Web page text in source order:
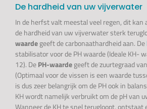
De hardheid van uw vijverwater
In de herfst valt meestal veel regen, dit kan
de hardheid van uw vijverwater sterk
waardegeeft de carbonaathardheid aan. De
stabilisator voor de PH waarde (Ideale KH-
12). DePH-waardegeeft de zuurtegraad
(Optimaal voor de vissen is een waarde
is dus zeer belangrijk om de PH ook in
KH wordt namelijk verbruikt om de pH van
Wanneer de KH te snel terugloopt, ontstaat